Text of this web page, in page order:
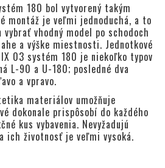
180 bol vytvorený takým
montáž je veľmi jednoduchá, a to
vhodný model po schodoch
a výške miestnosti. Jednotkové
03 systém 180 je niekoľko typov
L-90 a U-180; posledné dva
a vpravo.
materiálov umožňuje
dokonale prispôsobí do každého
kus vybavenia. Nevyžadujú
ich životnosť je veľmi vysoká.